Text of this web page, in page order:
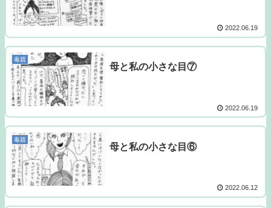
2022.06.19
毒親
母と私の小さな目⑦
2022.06.19
毒親
母と私の小さな目⑥
2022.06.12